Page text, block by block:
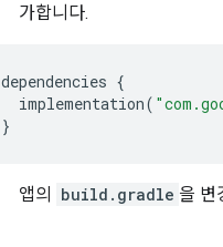
가합니다.
dependencies {
implementation(
}
앱의 build.gradle 을 변